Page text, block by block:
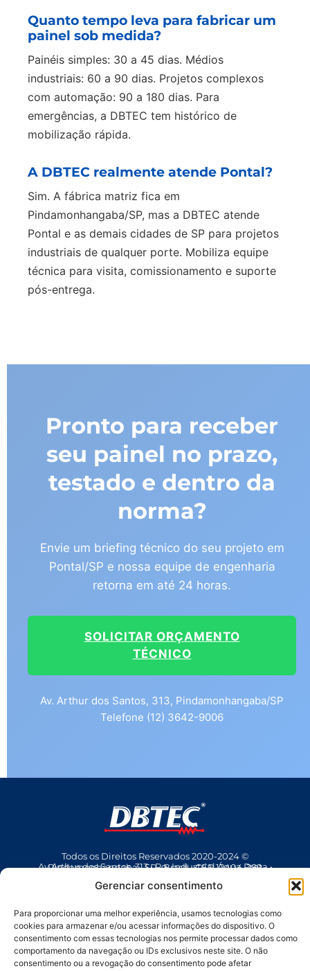
Gerenciar consentimento
Para proporcionar uma melhor experiência, usamos tecnologias como
cookies para armazenar e/ou acessar informações do dispositivo. O
consentimento com essas tecnologias nos permite processar dados como
comportamento da navegação ou IDs exclusivos neste site. O não
consentimento ou a revogação do consentimento pode afetar
Quanto tempo leva para fabricar um
painel sob medida?
Painéis simples: 30 a 45 dias. Médios
industriais: 60 a 90 dias. Projetos complexos
com automação: 90 a 180 dias. Para
emergências, a DBTEC tem histórico de
mobilização rápida.
A DBTEC realmente atende Pontal?
Sim. A fábrica matriz fica em
Pindamonhangaba/SP, mas a DBTEC atende
Pontal e as demais cidades de SP para projetos
industriais de qualquer porte. Mobiliza equipe
técnica para visita, comissionamento e suporte
pós-entrega.
Pronto para receber
seu painel no prazo,
testado e dentro da
norma?
Envie um briefing técnico do seu projeto em
Pontal/SP e nossa equipe de engenharia
retorna em até 24 horas.
SOLICITAR ORÇAMENTO
TÉCNICO
Av. Arthur dos Santos, 313, Pindamonhangaba/SP
Telefone (12) 3642-9006
Todos os Direitos Reservados 2020-2024 ©
Av Arthur dos Santos, 313 • Pq. Industrial Água Preta • Pindamonhangaba • SP • Brasil • CEP 12404-289